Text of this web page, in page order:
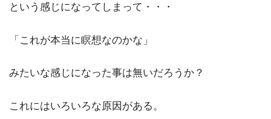
という感じになってしまって・・・
「これが本当に瞑想なのかな」
みたいな感じになった事は無いだろうか？
これにはいろいろな原因がある。